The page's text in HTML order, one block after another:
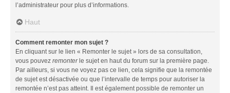
l’administrateur pour plus d’informations.
Haut
Comment remonter mon sujet ?
En cliquant sur le lien « Remonter le sujet » lors de sa consultation,
vous pouvez remonterle sujet en haut du forum sur la première page.
Par ailleurs, si vous ne voyez pas ce lien, cela signifie que la remontée
de sujet est désactivée ou que l’intervalle de temps pour autoriser la
remontée n’est pas atteint. Il est également possible de remonter un